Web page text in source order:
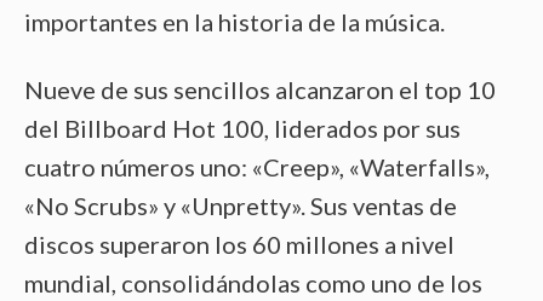
importantes en la historia de la música.
Nueve de sus sencillos alcanzaron el top 10
del Billboard Hot 100, liderados por sus
cuatro números uno: «Creep», «Waterfalls»,
«No Scrubs» y «Unpretty». Sus ventas de
discos superaron los 60 millones a nivel
mundial, consolidándolas como uno de los